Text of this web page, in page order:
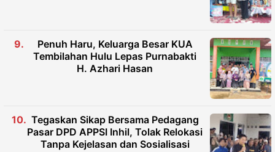
Penuh Haru, Keluarga Besar KUA
Tembilahan Hulu Lepas Purnabakti
H. Azhari Hasan
Tegaskan Sikap Bersama Pedagang
Pasar DPD APPSI Inhil, Tolak Relokasi
Tanpa Kejelasan dan Sosialisasi